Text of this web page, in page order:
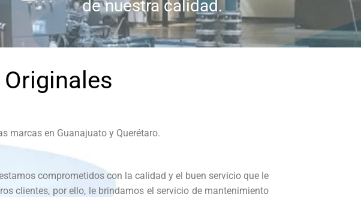
de nuestra calidad.
marcas en Guanajuato y Querétaro.
comprometidos con la calidad y el buen servicio que le
clientes, por ello, le brindamos el servicio de mantenimiento